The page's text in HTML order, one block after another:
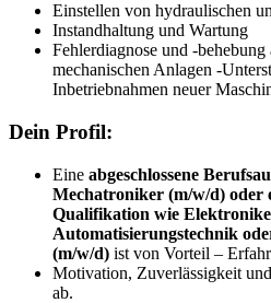
Einstellen von hydraulischen
Instandhaltung und Wartung
Fehlerdiagnose und -
mechanischen Anlagen -
Inbetriebnahmen neuer
Dein Profil:
Eine abgeschlossene
Mechatroniker (m/w/d) oder
Qualifikation wie
Automatisierungstechnik
(m/w/d) ist von Vorteil –
Motivation, Zuverlässigkeit
ab.